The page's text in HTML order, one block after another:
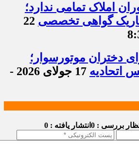
املاک تمامی ندارد؛
تاریک گواهی تخصصی 22
دختران موتورسوار؛
اتحادیه
17 جولای 2026 -
بررسی : 0 انتشار یافته : 0